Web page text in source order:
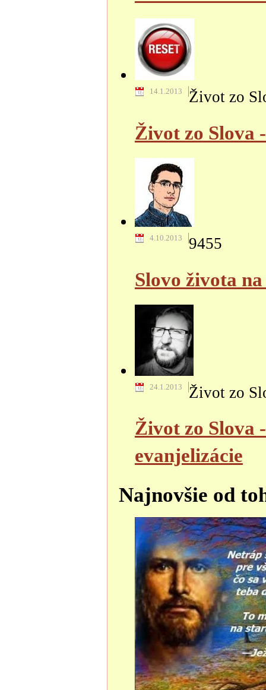
Život zo
14.1.2013
Život zo Slova
4.10.2013 9455
Slovo života
Život zo
24.1.2013
Život zo Slova
evanjelizácie
Najnovšie od